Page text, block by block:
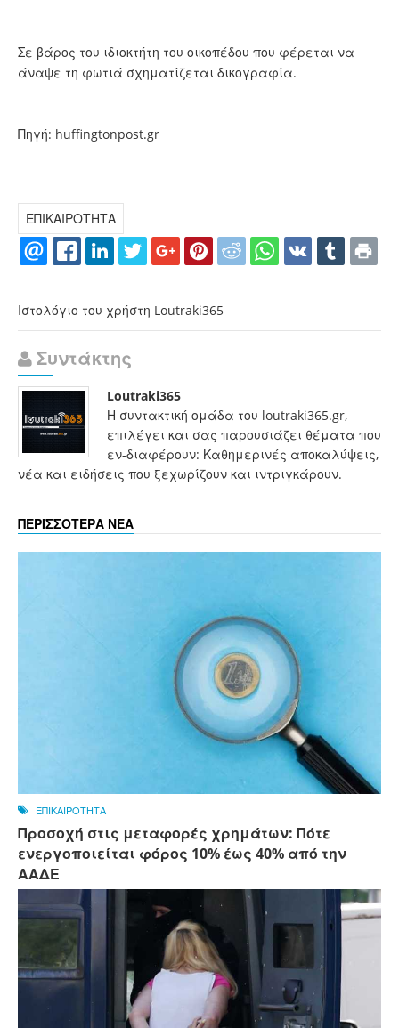
Σε βάρος του ιδιοκτήτη του οικοπέδου που φέρεται να
άναψε τη φωτιά σχηματίζεται δικογραφία.
Πηγή: huffingtonpost.gr
ΕΠΙΚΑΙΡΟΤΗΤΑ
Ιστολόγιο του χρήστη Loutraki365
Συντάκτης
Loutraki365
Η συντακτική ομάδα του loutraki365.gr,
επιλέγει και σας παρουσιάζει θέματα που
εν-διαφέρουν: Καθημερινές αποκαλύψεις,
νέα και ειδήσεις που ξεχωρίζουν και ιντριγκάρουν.
ΠΕΡΙΣΣΟΤΕΡΑ ΝΕΑ
ΕΠΙΚΑΙΡΟΤΗΤΑ
Προσοχή στις μεταφορές χρημάτων: Πότε
ενεργοποιείται φόρος 10% έως 40% από την
ΑΑΔΕ